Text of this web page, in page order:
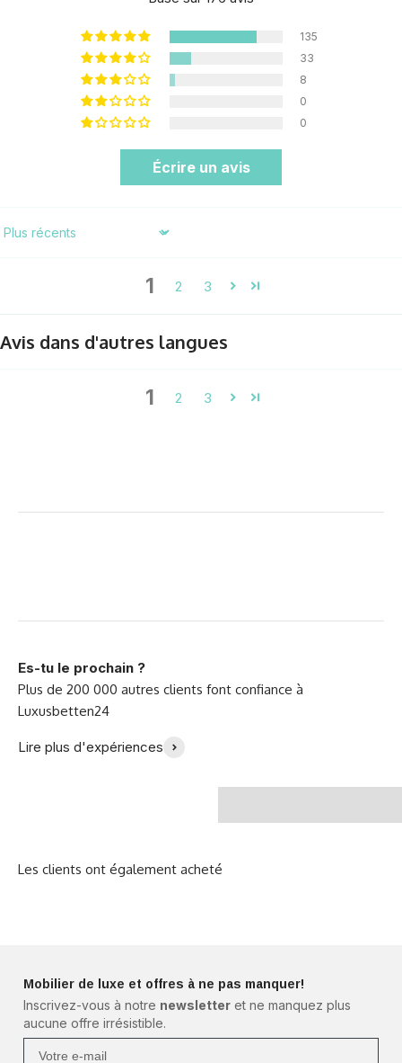
135
33
8
0
0
Écrire un avis
Sort by
1 2 3
Avis dans d'autres langues
1 2 3
Es-tu le prochain ?
Lire plus d'expériences
Je suis tellement
nouveau canapé - Julia
Mobilier de luxe et offres à ne pas manquer!
Inscrivez-vous à notre newsletter et ne manquez plus
aucune offre irrésistible.